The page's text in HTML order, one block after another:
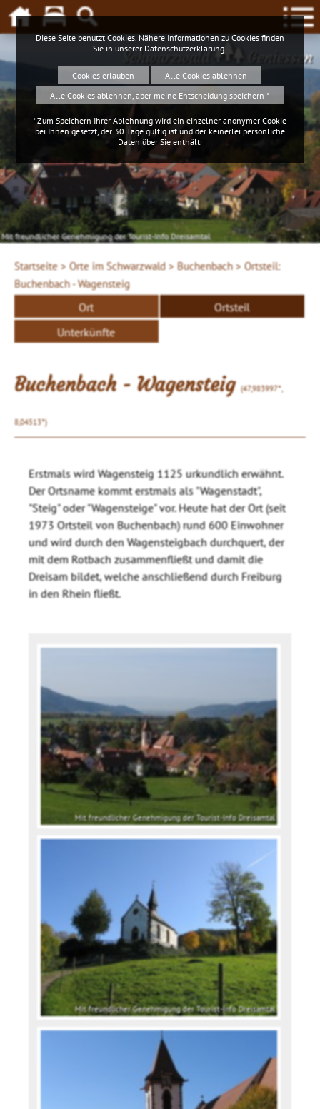
Schwarzwald Geniessen
Mit freundlicher Genehmigung der Tourist-Info Dreisamtal
Startseite > Orte im Schwarzwald > Buchenbach >Ortsteil:
Buchenbach - Wagensteig
Ort
Ortsteil
Unterkünfte
Buchenbach - Wagensteig(47,983997°,
8,04513°)
Erstmals wird Wagensteig 1125 urkundlich erwähnt.
Der Ortsname kommt erstmals als "Wagenstadt",
"Steig" oder "Wagensteige" vor. Heute hat der Ort (seit
1973 Ortsteil von Buchenbach) rund 600 Einwohner
und wird durch den Wagensteigbach durchquert, der
mit dem Rotbach zusammenfließt und damit die
Dreisam bildet, welche anschließend durch Freiburg
in den Rhein fließt.
Mit freundlicher Genehmigung der Tourist-Info Dreisamtal
Mit freundlicher Genehmigung der Tourist-Info Dreisamtal
Diese Seite benutzt Cookies. Nähere Informationen zu Cookies finden
Sie in unserer Datenschutzerklärung
Cookies erlauben
Alle Cookies ablehnen
Alle Cookies ablehnen, aber meine Entscheidung speichern *
* Zum Speichern Ihrer Ablehnung wird ein einzelner anonymer Cookie
bei Ihnen gesetzt, der 30 Tage gültig ist und der keinerlei persönliche
Daten über Sie enthält.